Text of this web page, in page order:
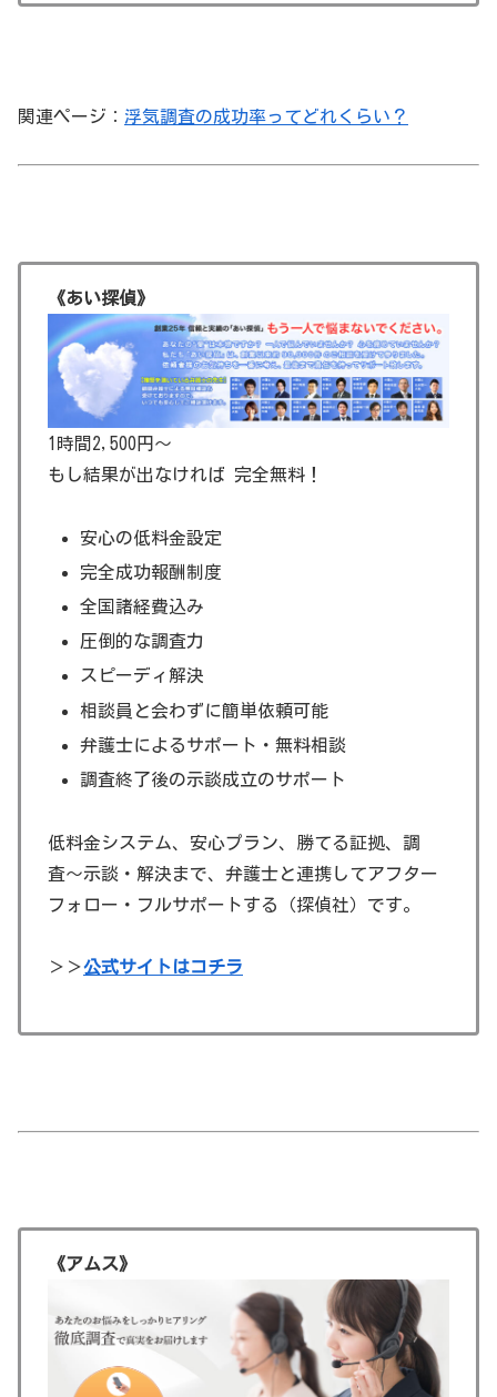
関連ページ： 浮気調査の成功率ってどれくらい？
《あい探偵》
1時間2,500円～
もし結果が出なければ 完全無料！
安心の低料金設定
完全成功報酬制度
全国諸経費込み
圧倒的な調査力
スピーディ解決
相談員と会わずに簡単依頼可能
弁護士によるサポート・無料相談
調査終了後の示談成立のサポート
低料金システム、安心プラン、勝てる証拠、調
査〜示談・解決まで、弁護士と連携してアフター
フォロー・フルサポートする（探偵社）です。
＞＞公式サイトはコチラ
《アムス》